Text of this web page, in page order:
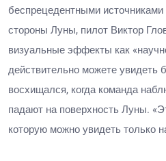
беспрецедентными источниками
стороны Луны, пилот Виктор
визуальные эффекты как
действительно можете
восхищался, когда команда
падают на поверхность Луны.
которую можно увидеть только